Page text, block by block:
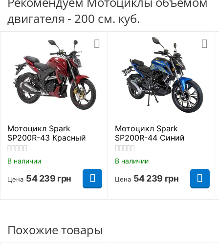
Размеры задних шин 3.25-18.
Тип резины Безкамерная шина
Габаритные размеры
Полная высота 1060 мм.
Ширина 740 мм.
Высота до сидения 780 мм.
Дорожный просвет
Основные параметры
двигателя - 200 см. куб.
Мотоцикл Spark
SP200R-43 Красный
В наличии
Цена 54 239 грн
Мотоцикл Spark
SP200R-44 Синий
В наличии
Цена 54 239 грн
Похожие товары